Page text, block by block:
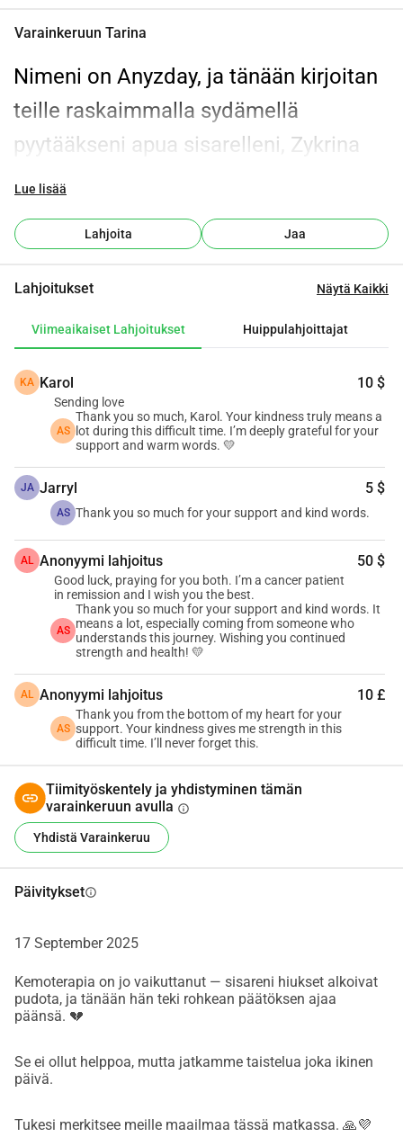
Varainkeruun Tarina
Nimeni on Anyzday, ja tänään kirjoitan
teille raskaimmalla sydämellä
pyytääkseni apua sisarelleni, Zykrina
Moldir Abutalipovnalta, kauniilta
sielulta, joka on vain 40-vuotias.
perheessämme, ystävällinen, lempeä,
vahva ja itseensä uhrautuva. Hän on
tytär, sisar, ystävä ja ennen kaikkea
nainen, joka unelmoi yhä
täysipainoisesta elämästä. Mutta nyt
hän taistelee taistelua, jota hän ei
koskaan kuvitellut.
Hänen diagnoosinsa
Moldirilla on diagnosoitu IV vaiheen
kohdunkaulasyöpä. Syöpä on levinnyt
aggressiivisesti hänen selkärankaansa,
jättäen sen vakavasti vaurioituneeksi.
Tänään hän ei voi enää kävellä. Joka
ikinen päivä hän kärsii jatkuvasta,
sietämättömästä kivusta, jota
kenenkään ei pitäisi koskaan joutua
Huolimatta siitä, että hän on saanut
kemoterapiaa Kazakstanissa, lääkärit
mikään perhe ei koskaan halua kuulla:
"Parantumiseen ei ole toivoa." He
Lue lisää
Lahjoita Jaa
Lahjoitukset Näytä Kaikki
Viimeaikaiset Lahjoitukset Huippulahjoittajat
KA Karol 10 $
Sending love
AS
Thank you so much, Karol. Your kindness truly means a
lot during this difficult time. I’m deeply grateful for your
support and warm words. 💛
JA Jarryl 5 $
AS Thank you so much for your support and kind words.
AL Anonyymi lahjoitus 50 $
Good luck, praying for you both. I’m a cancer patient
in remission and I wish you the best.
AS
Thank you so much for your support and kind words. It
means a lot, especially coming from someone who
understands this journey. Wishing you continued
strength and health! 💛
AL Anonyymi lahjoitus 10 £
AS
Thank you from the bottom of my heart for your
support. Your kindness gives me strength in this
difficult time. I’ll never forget this.
Tiimityöskentely ja yhdistyminen tämän
varainkeruun avulla info
Yhdistä Varainkeruu
Päivityksetinfo
17 September 2025
Kemoterapia on jo vaikuttanut — sisareni hiukset alkoivat
pudota, ja tänään hän teki rohkean päätöksen ajaa
päänsä. 💔
Se ei ollut helppoa, mutta jatkamme taistelua joka ikinen
päivä.
Tukesi merkitsee meille maailmaa tässä matkassa. 🙏💜